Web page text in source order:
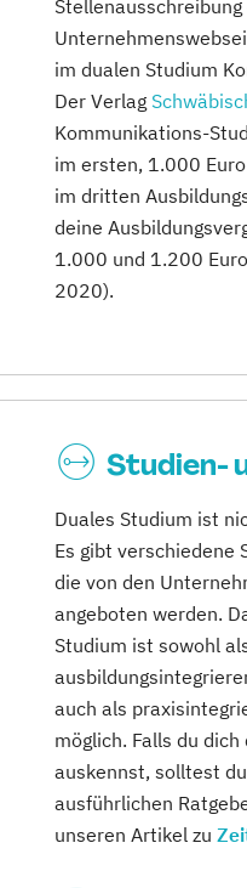
im dualen Studium
Der Verlag
Kommunikations-
im ersten, 1.000
im dritten
deine
1.000 und 1.200
2020).
Studien-
Duales Studium ist
Es gibt verschiedene
die von den
angeboten werden.
Studium ist sowohl
auch als
möglich. Falls du
auskennst, solltest
ausführlichen
unseren Artikel zu